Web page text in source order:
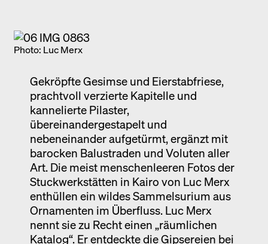
Photo: Luc Merx
Gekröpfte Gesimse und Eierstabfriese,
prachtvoll verzierte Kapitelle und
kannelierte Pilaster,
übereinandergestapelt und
nebeneinander aufgetürmt, ergänzt mit
barocken Balustraden und Voluten aller
Art. Die meist menschenleeren Fotos der
Stuckwerkstätten in Kairo von Luc Merx
enthüllen ein wildes Sammelsurium aus
Ornamenten im Überfluss. Luc Merx
nennt sie zu Recht einen „räumlichen
Katalog“. Er entdeckte die Gipsereien bei